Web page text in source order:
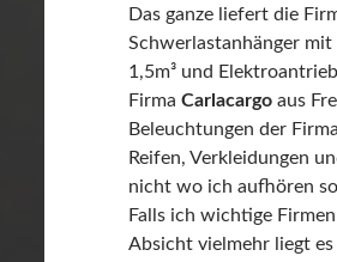
Das ganze liefert die
Schwerlastanhänger
1,5m³ und
Firma Carlacargo aus
Beleuchtungen der Firma
Reifen, Verkleidungen
nicht wo ich aufhören
Falls ich wichtige
Absicht vielmehr liegt